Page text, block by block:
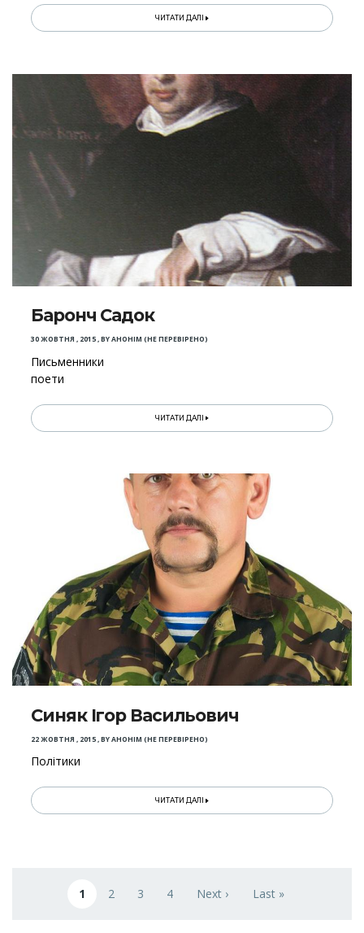
ЧИТАТИ ДАЛІ
Баронч Садок
30 ЖОВТНЯ , 2015,BYАНОНІМ (НЕ ПЕРЕВІРЕНО)
Письменники
поети
ЧИТАТИ ДАЛІ
Синяк Ігор Васильович
22 ЖОВТНЯ , 2015,BYАНОНІМ (НЕ ПЕРЕВІРЕНО)
Політики
ЧИТАТИ ДАЛІ
Поточна сторінка
1 Page
2 Page
3 Page
4 Наступна сторінка
Next › Остання сторінка
Last »